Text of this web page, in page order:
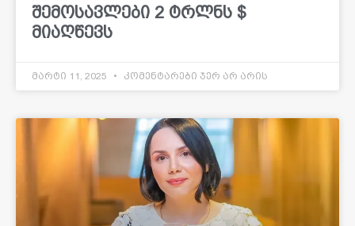
შემოსავლები 2 ტრლნს $
მიაღწევს
მარტი 11, 2025 კომენტარები ჯერ არ არის